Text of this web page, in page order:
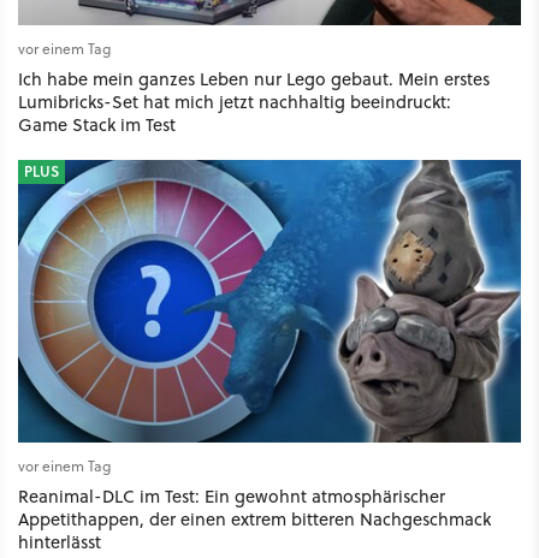
vor einem Tag
Ich habe mein ganzes Leben nur Lego gebaut. Mein erstes
Lumibricks-Set hat mich jetzt nachhaltig beeindruckt:
Game Stack im Test
PLUS
vor einem Tag
Reanimal-DLC im Test: Ein gewohnt atmosphärischer
Appetithappen, der einen extrem bitteren Nachgeschmack
hinterlässt